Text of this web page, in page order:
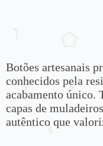
Botões artesanais
conhecidos pela
acabamento único.
capas de
autêntico que